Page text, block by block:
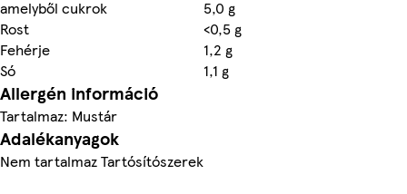
amelyből cukrok
5,0 g
Rost
<0,5 g
Fehérje
1,2 g
Só
1,1 g
Allergén információ
Tartalmaz: Mustár
Adalékanyagok
Nem tartalmaz Tartósítószerek